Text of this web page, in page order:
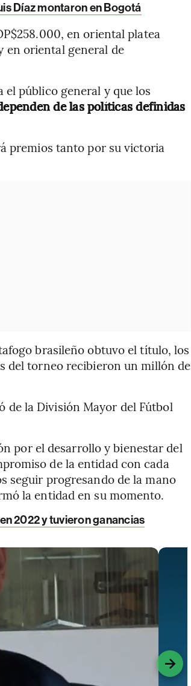
Díaz montaron en Bogotá
en oriental platea
en oriental general de
público general y que los
de las políticas definidas
premios tanto por su victoria
brasileño obtuvo el título, los
del torneo recibieron un millón de
de la División Mayor del Fútbol
por el desarrollo y bienestar del
de la entidad con cada
seguir progresando de la mano
la entidad en su momento.
2022 y tuvieron ganancias